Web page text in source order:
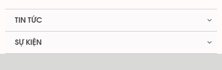
TIN TỨC
SỰ KIỆN